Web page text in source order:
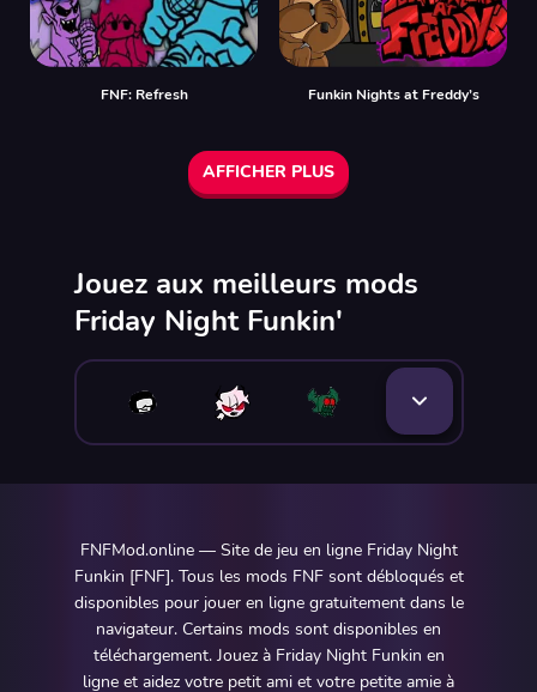
FNF: Refresh Funkin Nights at Freddy’s
AFFICHER PLUS
Jouez aux meilleurs mods
Friday Night Funkin'
FNFMod.online — Site de jeu en ligne Friday Night
Funkin [FNF]. Tous les mods FNF sont débloqués et
disponibles pour jouer en ligne gratuitement dans le
navigateur. Certains mods sont disponibles en
téléchargement. Jouez à Friday Night Funkin en
ligne et aidez votre petit ami et votre petite amie à